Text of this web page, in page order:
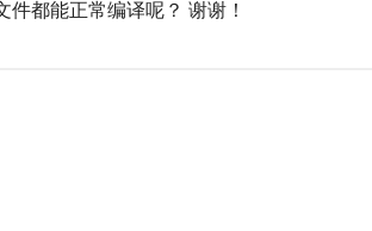
都能正常编译呢？ 谢谢！